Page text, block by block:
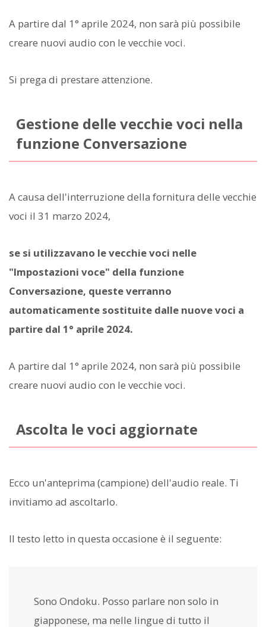
A partire dal 1° aprile 2024, non sarà più possibile
creare nuovi audio con le vecchie voci.
Si prega di prestare attenzione.
Gestione delle vecchie voci nella
funzione Conversazione
A causa dell'interruzione della fornitura delle vecchie
voci il 31 marzo 2024,
se si utilizzavano le vecchie voci nelle
"Impostazioni voce" della funzione
Conversazione, queste verranno
automaticamente sostituite dalle nuove voci a
partire dal 1° aprile 2024.
A partire dal 1° aprile 2024, non sarà più possibile
creare nuovi audio con le vecchie voci.
Ascolta le voci aggiornate
Ecco un'anteprima (campione) dell'audio reale. Ti
invitiamo ad ascoltarlo.
Il testo letto in questa occasione è il seguente:
Sono Ondoku. Posso parlare non solo in
giapponese, ma nelle lingue di tutto il